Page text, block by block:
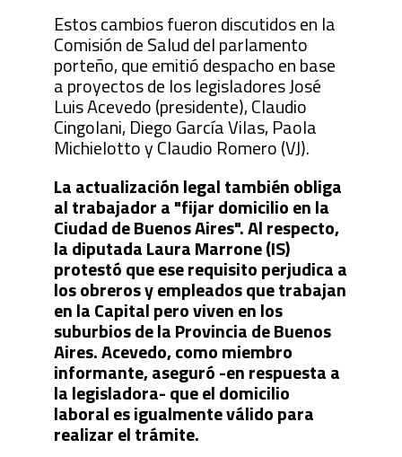
Estos cambios fueron discutidos en la
Comisión de Salud del parlamento
porteño, que emitió despacho en base
a proyectos de los legisladores José
Luis Acevedo (presidente), Claudio
Cingolani, Diego García Vilas, Paola
Michielotto y Claudio Romero (VJ).
La actualización legal también obliga
al trabajador a "fijar domicilio en la
Ciudad de Buenos Aires". Al respecto,
la diputada Laura Marrone (IS)
protestó que ese requisito perjudica a
los obreros y empleados que trabajan
en la Capital pero viven en los
suburbios de la Provincia de Buenos
Aires. Acevedo, como miembro
informante, aseguró -en respuesta a
la legisladora- que el domicilio
laboral es igualmente válido para
realizar el trámite.